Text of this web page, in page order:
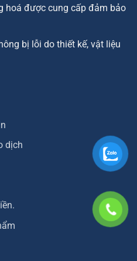
hoá được cung cấp đảm bảo
bị lỗi do thiết kế, vật liệu
dịch